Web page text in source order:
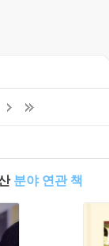
분야 연관 책